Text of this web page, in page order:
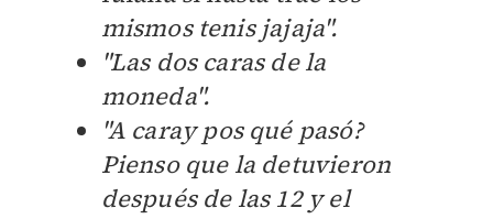
mismos tenis jajaja".
"Las dos caras de la
moneda".
"A caray pos qué pasó?
Pienso que la detuvieron
después de las 12 y el